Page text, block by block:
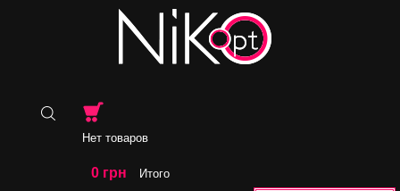
Нет товаров
0 грн Итого